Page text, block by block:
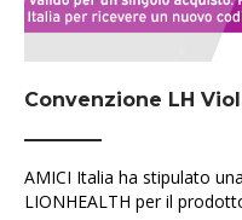
Convenzione LH
AMICI Italia ha stipulato
LIONHEALTH per il